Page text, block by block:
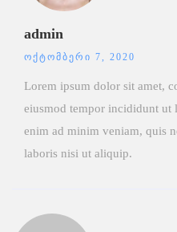
admin
ᲝᲥᲢᲝᲛᲑᲔᲠᲘ 7, 2020
Lorem ipsum dolor sit amet,
eiusmod tempor incididunt ut
enim ad minim veniam, quis
laboris nisi ut aliquip.